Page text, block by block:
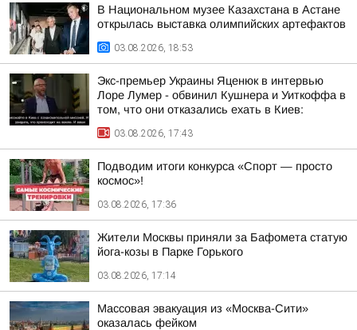
В Национальном музее Казахстана в Астане
открылась выставка олимпийских артефактов
03.08.2026, 18:53
Экс-премьер Украины Яценюк в интервью
Лоре Лумер - обвинил Кушнера и Уиткоффа в
том, что они отказались ехать в Киев:
03.08.2026, 17:43
Подводим итоги конкурса «Спорт — просто
космос»!
03.08.2026, 17:36
Жители Москвы приняли за Бафомета статую
йога-козы в Парке Горького
03.08.2026, 17:14
Массовая эвакуация из «Москва-Сити»
оказалась фейком